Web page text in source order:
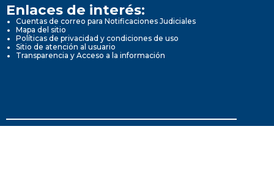
Enlaces de interés:
Cuentas de correo para Notificaciones Judiciales
Mapa del sitio
Políticas de privacidad y condiciones de uso
Sitio de atención al usuario
Transparencia y Acceso a la información